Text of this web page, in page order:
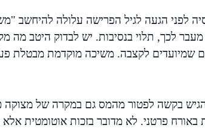
לפני הגעה לגיל הפרישה עלולה להיחשב
אף מעבר לכך, תלוי בנסיבות. יש לבדוק היטב
שמיועדים לקצבה. משיכה מוקדמת מבטלת
בקשה לפטור מהמס גם במקרה של
באורח פרטני. לא מדובר בזכות אוטומטית